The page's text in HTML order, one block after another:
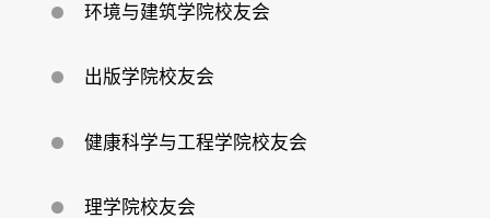
环境与建筑学院校友会
出版学院校友会
健康科学与工程学院校友会
理学院校友会